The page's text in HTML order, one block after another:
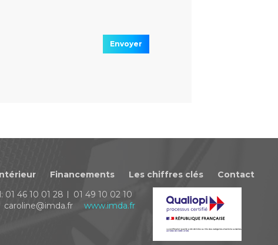
Envoyer
Financements Les chiffres clés
Contact
01 46 10 01 28
01 49 10 02 10
caroline@imda.fr www.imda.fr